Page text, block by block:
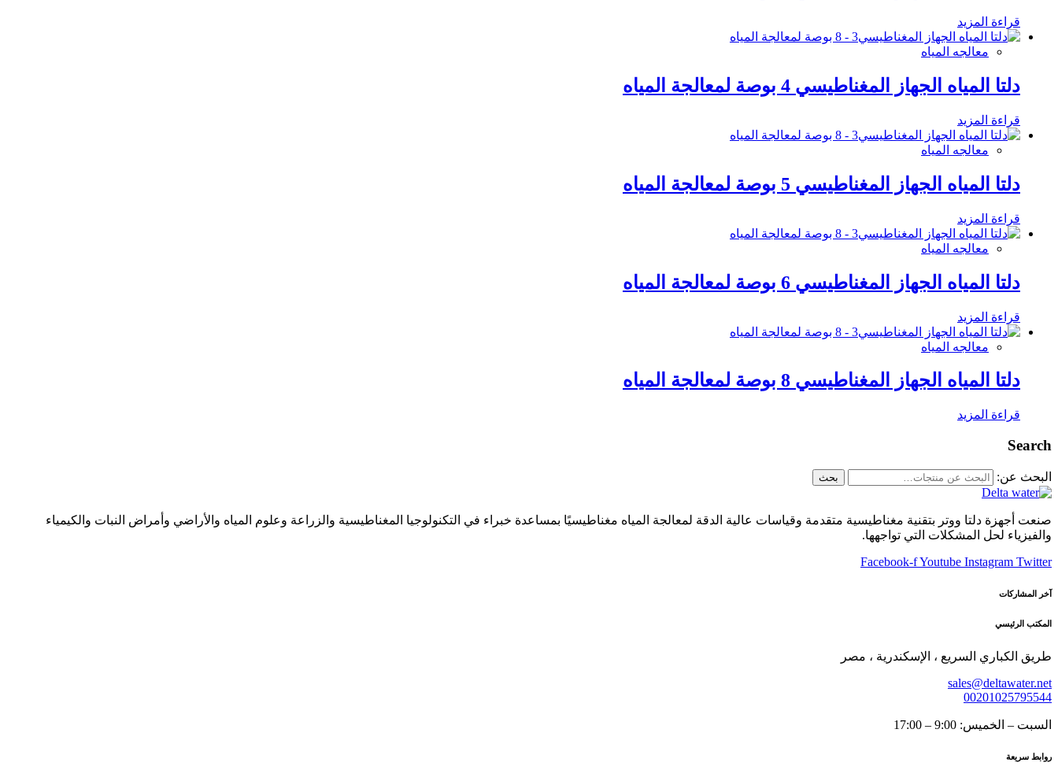
قراءة المزيد
معالجه المياه
دلتا المياه الجهاز المغناطيسي 4 بوصة لمعالجة المياه
قراءة المزيد
معالجه المياه
دلتا المياه الجهاز المغناطيسي 5 بوصة لمعالجة المياه
قراءة المزيد
معالجه المياه
دلتا المياه الجهاز المغناطيسي 6 بوصة لمعالجة المياه
قراءة المزيد
معالجه المياه
دلتا المياه الجهاز المغناطيسي 8 بوصة لمعالجة المياه
قراءة المزيد
Search
البحث عن: بحث
صنعت أجهزة دلتا ووتر بتقنية مغناطيسية متقدمة وقياسات عالية الدقة لمعالجة المياه مغناطيسيًا بمساعدة خبراء في التكنولوجيا المغناطيسية والزراعة وعلوم المياه والأراضي وأمراض النبات والكيمياء
والفيزياء لحل المشكلات التي تواجهها.
Facebook-fYoutube Instagram Twitter
آخر المشاركات
المكتب الرئيسي
طريق الكباري السريع ، الإسكندرية ، مصر
sales@deltawater.net
00201025795544
السبت – الخميس: 9:00 – 17:00
روابط سريعة